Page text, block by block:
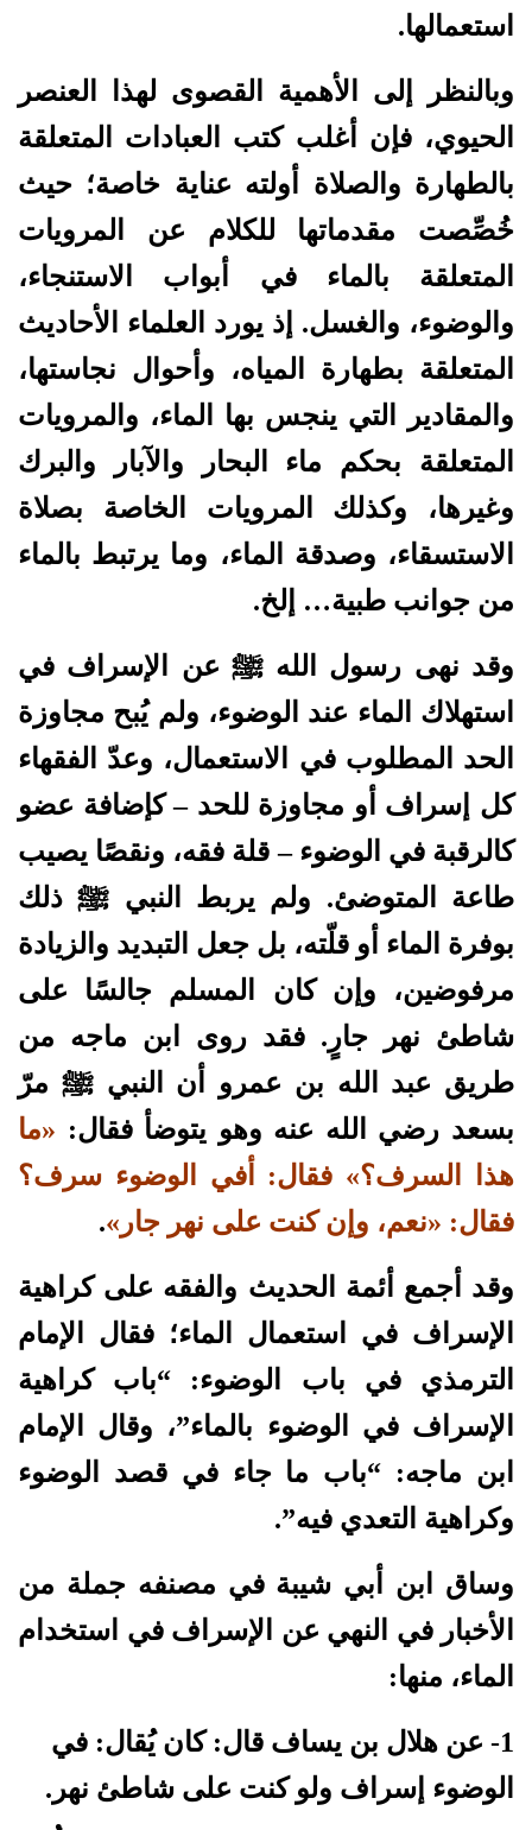
استعمالها.
وبالنظر إلى الأهمية القصوى لهذا العنصر
الحيوي، فإن أغلب كتب العبادات المتعلقة
بالطهارة والصلاة أولته عناية خاصة؛ حيث
خُصِّصت مقدماتها للكلام عن المرويات
المتعلقة بالماء في أبواب الاستنجاء،
والوضوء، والغسل. إذ يورد العلماء الأحاديث
المتعلقة بطهارة المياه، وأحوال نجاستها،
والمقادير التي ينجس بها الماء، والمرويات
المتعلقة بحكم ماء البحار والآبار والبرك
وغيرها، وكذلك المرويات الخاصة بصلاة
الاستسقاء، وصدقة الماء، وما يرتبط بالماء
من جوانب طبية… إلخ.
وقد نهى رسول الله ﷺ عن الإسراف في
استهلاك الماء عند الوضوء، ولم يُبح مجاوزة
الحد المطلوب في الاستعمال، وعدّ الفقهاء
كل إسراف أو مجاوزة للحد – كإضافة عضو
كالرقبة في الوضوء – قلة فقه، ونقصًا يصيب
طاعة المتوضئ. ولم يربط النبي ﷺ ذلك
بوفرة الماء أو قلّته، بل جعل التبديد والزيادة
مرفوضين، وإن كان المسلم جالسًا على
شاطئ نهر جارٍ. فقد روى ابن ماجه من
طريق عبد الله بن عمرو أن النبي ﷺ مرّ
بسعد رضي الله عنه وهو يتوضأ فقال: «ما
هذا السرف؟» فقال: أفي الوضوء سرف؟
فقال: «نعم، وإن كنت على نهر جار».
وقد أجمع أئمة الحديث والفقه على كراهية
الإسراف في استعمال الماء؛ فقال الإمام
الترمذي في باب الوضوء: “باب كراهية
الإسراف في الوضوء بالماء”، وقال الإمام
ابن ماجه: “باب ما جاء في قصد الوضوء
وكراهية التعدي فيه”.
وساق ابن أبي شيبة في مصنفه جملة من
الأخبار في النهي عن الإسراف في استخدام
الماء، منها:
1- عن هلال بن يساف قال: كان يُقال: في
الوضوء إسراف ولو كنت على شاطئ نهر.